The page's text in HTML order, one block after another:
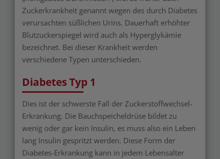
Zuckerkrankheit genannt wegen des durch Diabetes
verursachten süßlichen Urins. Dauerhaft erhöhter
Blutzuckerspiegel wird auch als Hyperglykämie
bezeichnet. Bei dieser Krankheit werden
verschiedene Typen unterschieden.
Diabetes Typ 1
Dies ist der schwerste Fall der Zuckerstoffwechsel-
Erkrankung. Die Bauchspeicheldrüse bildet zu
wenig oder gar kein Insulin, es muss also ein Leben
lang Insulin gespritzt werden. Diese Form der
Diabetes-Erkrankung kann in jedem Lebensalter